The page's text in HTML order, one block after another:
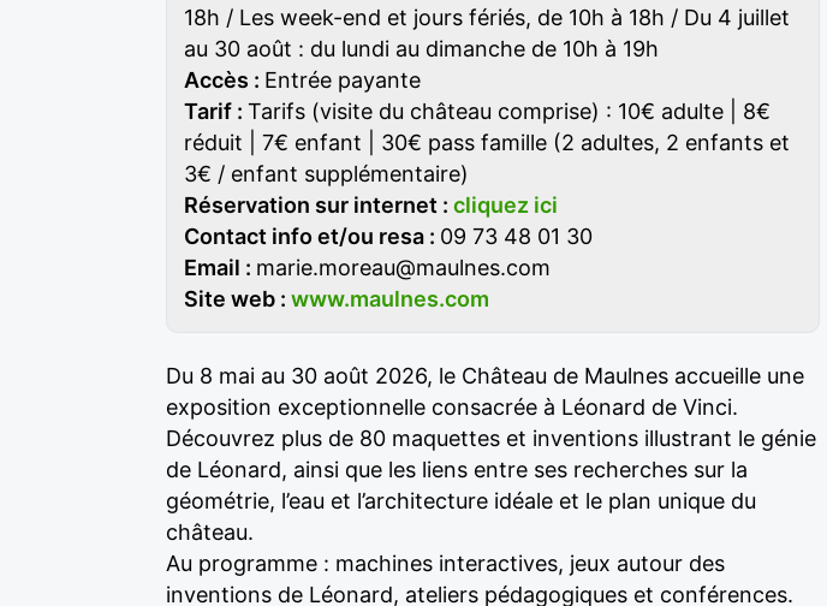
18h / Les week-end et jours fériés, de 10h à 18h / Du 4 juillet
au 30 août : du lundi au dimanche de 10h à 19h
Accès : Entrée payante
Tarif : Tarifs (visite du château comprise) : 10€ adulte | 8€
réduit | 7€ enfant | 30€ pass famille (2 adultes, 2 enfants et
3€ / enfant supplémentaire)
Réservation sur internet : cliquez ici
Contact info et/ou resa : 09 73 48 01 30
Email : marie.moreau@maulnes.com
Site web : www.maulnes.com
Du 8 mai au 30 août 2026, le Château de Maulnes accueille une
exposition exceptionnelle consacrée à Léonard de Vinci.
Découvrez plus de 80 maquettes et inventions illustrant le génie
de Léonard, ainsi que les liens entre ses recherches sur la
géométrie, l’eau et l’architecture idéale et le plan unique du
château.
Au programme : machines interactives, jeux autour des
inventions de Léonard, ateliers pédagogiques et conférences.